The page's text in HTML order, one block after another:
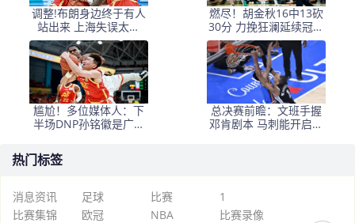
调整!布朗身边终于有人
站出来 上海失误太多
+犯规困扰
燃尽！胡金秋16中13砍
30分 力挽狂澜延续冠军
悬念
尴尬！多位媒体人：下
半场DNP孙铭徽是广厦
总决赛前瞻：文班手握
邓肯剧本 马刺能开启新
热门标签
消息资讯 足球 比赛
1
比赛集锦
欧冠 NBA
比赛录像